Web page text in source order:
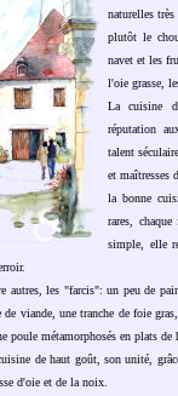
naturelles
plutôt le
navet et les
l'oie grasse,
La cuisine
réputation
talent
et maîtresses
la bonne
rares,
simple, elle
autres, les "farcis": un peu de
de viande, une tranche de foie
poule métamorphosés en plats de
de haut goût, son unité,
d'oie et de la noix.